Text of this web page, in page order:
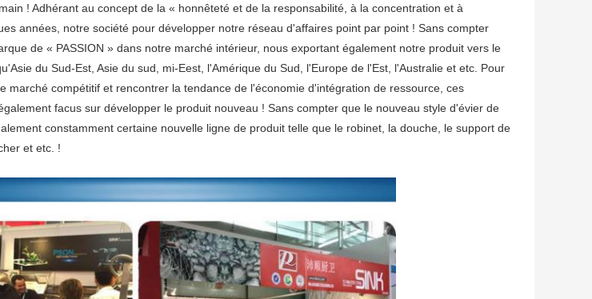
! Adhérant au concept de la « honnêteté et de la responsabilité, à la concentration et à
années, notre société pour développer notre réseau d'affaires point par point ! Sans compter
de « PASSION » dans notre marché intérieur, nous exportant également notre produit vers le
du Sud-Est, Asie du sud, mi-Eest, l'Amérique du Sud, l'Europe de l'Est, l'Australie et etc. Pour
marché compétitif et rencontrer la tendance de l'économie d'intégration de ressource, ces
facus sur développer le produit nouveau ! Sans compter que le nouveau style d'évier de
constamment certaine nouvelle ligne de produit telle que le robinet, la douche, le support de
et etc. !